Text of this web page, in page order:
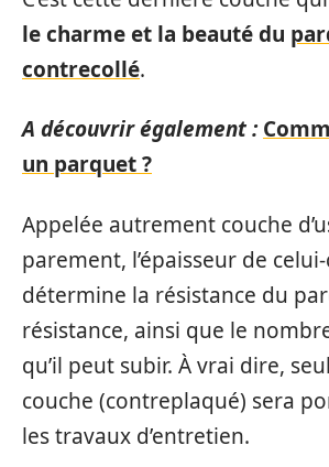
le charme et la beauté du
contrecollé.
A découvrir également :
un parquet ?
Appelée autrement couche
parement, l’épaisseur de
détermine la résistance du
résistance, ainsi que le
qu’il peut subir. À vrai dire,
couche (contreplaqué) sera
les travaux d’entretien.